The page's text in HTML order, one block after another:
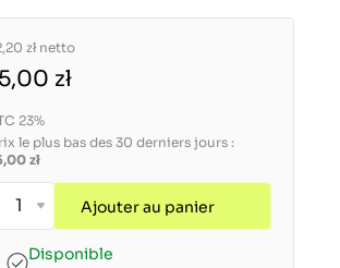
zł netto
zł
23%
le plus bas des 30 derniers jours :
zł
Ajouter au panier
Disponible